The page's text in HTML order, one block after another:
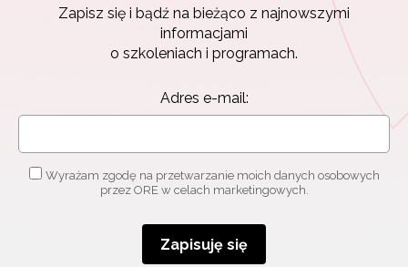
Zapisz się i bądź na bieżąco z najnowszymi
informacjami
o szkoleniach i programach.
Adres e-mail:
Wyrażam zgodę na przetwarzanie moich danych osobowych
przez ORE w celach marketingowych.
Zapisuję się